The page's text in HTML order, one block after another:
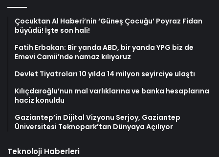
Çocuktan Al Haberi’nin ‘Güneş Çocuğu’ Poyraz Fidan
büyüdü! İşte son hali!
Fatih Erbakan: Bir yanda ABD, bir yanda YPG biz de
Emevi Camii’nde namaz kılıyoruz
Devlet Tiyatroları 10 yılda 14 milyon seyirciye ulaştı
Kılıçdaroğlu’nun mal varlıklarına ve banka hesaplarına
haciz konuldu
Gaziantep’in Dijital Vizyonu Serjoy, Gaziantep
Üniversitesi Teknopark’tan Dünyaya Açılıyor
Teknoloji Haberleri